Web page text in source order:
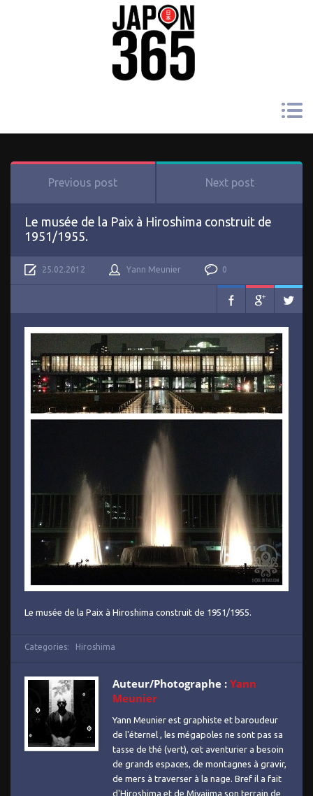
Previous post Next post
Le musée de la Paix à Hiroshima construit de
1951/1955.
25.02.2012 Yann Meunier 0
Le musée de la Paix à Hiroshima construit de 1951/1955.
Categories: Hiroshima
Auteur/Photographe : Yann
Meunier
Yann Meunier est graphiste et baroudeur
de l'éternel , les mégapoles ne sont pas sa
tasse de thé (vert), cet aventurier a besoin
de grands espaces, de montagnes à gravir,
de mers à traverser à la nage. Bref il a fait
d'Hiroshima et de Miyajima son terrain de